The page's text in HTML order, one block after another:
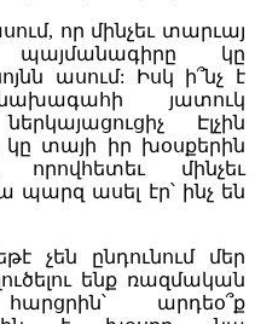
որ մինչեւ տարւայ
կը
ասում: Իսկ ի՞նչ է
յատուկ
Էլչին
կը տայի իր խօսքերին
որովհետեւ մինչեւ
ասել էր՝ ինչ են
չեն ընդունում մեր
ենք ռազմական
արդեօ՞ք